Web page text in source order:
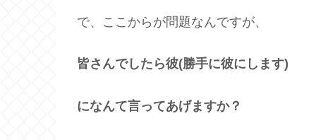
で、ここからが問題なんですが、
皆さんでしたら彼(勝手に彼にします)
になんて言ってあげますか？